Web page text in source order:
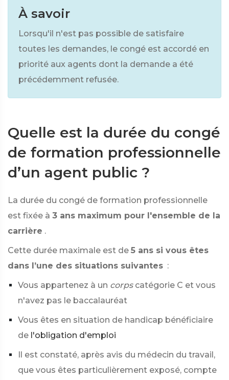
À savoir
Lorsqu'il n'est pas possible de satisfaire
toutes les demandes, le congé est accordé en
priorité aux agents dont la demande a été
précédemment refusée.
Quelle est la durée du congé
de formation professionnelle
d’un agent public ?
La durée du congé de formation professionnelle
est fixée à 3 ans maximum pour l'ensemble de la
carrière .
Cette durée maximale est de 5 ans si vous êtes
dans l’une des situations suivantes :
Vous appartenez à un corps catégorie C et vous
n'avez pas le baccalauréat
Vous êtes en situation de handicap bénéficiaire
de l'obligation d'emploi
Il est constaté, après avis du médecin du travail,
que vous êtes particulièrement exposé, compte